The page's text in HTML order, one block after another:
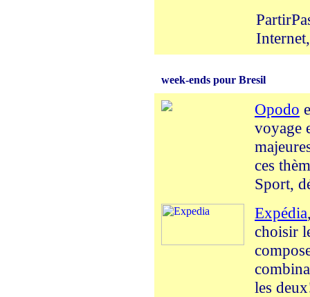
week-ends pour Bresil
Opodo
voyage
ces
Sport,
Expédia
choisir
les